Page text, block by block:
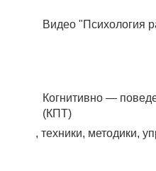
Видео "Психология
Когнитивно —
(КПТ)
, техники, методики,